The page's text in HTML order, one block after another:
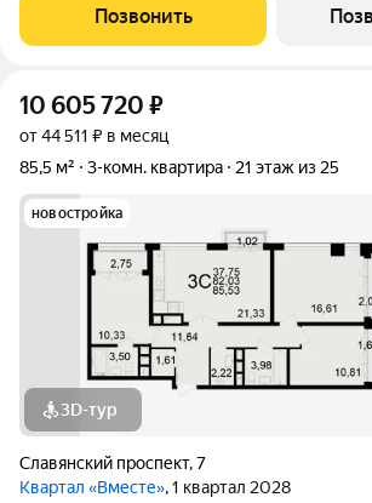
стен, кроме стен лоджий, откосов дверных
проемов, ниш прохождения стояков
Позвонить
10 605 720 ₽
от 44 511 ₽ в месяц
85,5 м²
3-комн. квартира 21 этаж из 25
новостройка
3D-тур
Славянский проспект,7
Квартал «Вместе», 1 квартал 2028